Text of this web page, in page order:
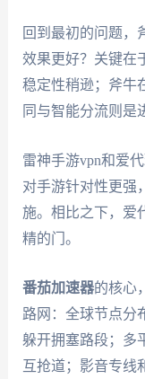
回到最初的问题，
效果更好？关键在
稳定性稍逊；斧牛
同与智能分流则是
雷神手游vpn和爱
对手游针对性更强
施。相比之下，爱
精的门。
番茄加速器的核心
路网：全球节点分
躲开拥塞路段；多
互抢道；影音专线